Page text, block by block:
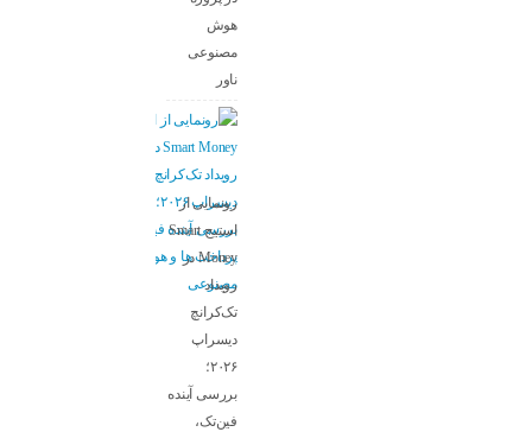
هوش
مصنوعی
ناور
رونمایی از
استیج Smart
Money در
رویداد
تک‌کرانچ
دیسراپ
۲۰۲۶؛
بررسی آینده
فین‌تک،